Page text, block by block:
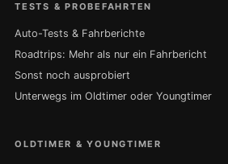
TESTS & PROBEFAHRTEN
Auto-Tests & Fahrberichte
Roadtrips: Mehr als nur ein Fahrbericht
Sonst noch ausprobiert
Unterwegs im Oldtimer oder Youngtimer
OLDTIMER & YOUNGTIMER